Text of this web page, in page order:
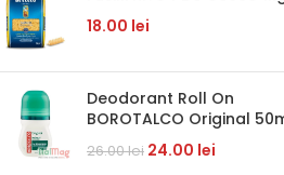
18.00 lei
Deodorant Roll On
BOROTALCO Original
26.00lei 24.00 lei